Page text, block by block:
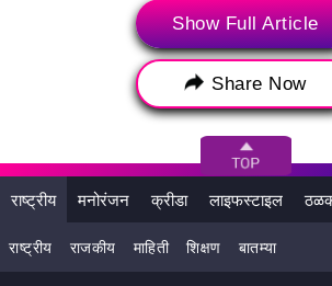
Corona Alert Corona In India
Coronavirus Death Toll in
Coronavirus
Coronavirus positive cases in India
Coronavirus updates COVID-19
Show Full Article
Share Now
राष्ट्रीय मनोरंजन क्रीडा लाइफस्टाइल ठळक
राष्ट्रीय राजकीय माहिती शिक्षण बातम्या